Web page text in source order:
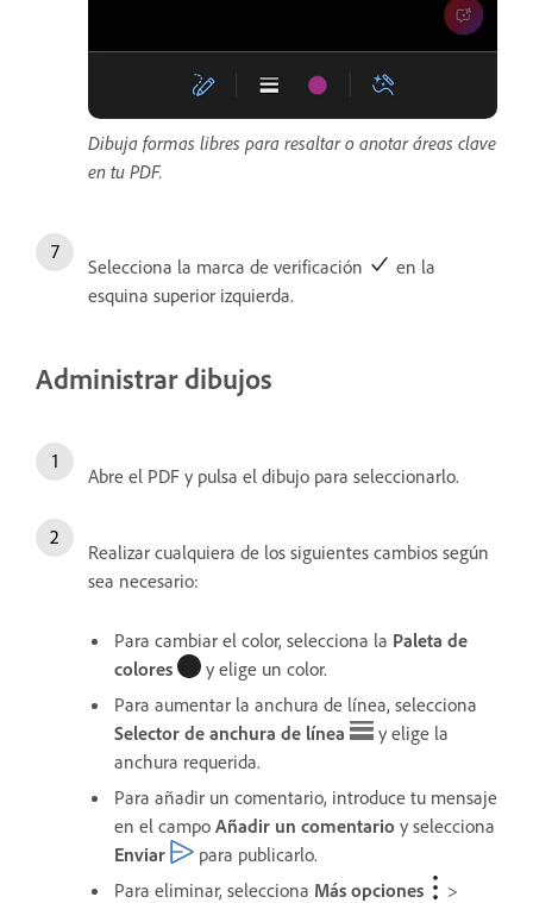
Dibuja formas libres para resaltar o anotar áreas clave
en tu PDF.
Selecciona la marca de verificación
en la
esquina superior izquierda.
Administrar dibujos
Abre el PDF y pulsa el dibujo para seleccionarlo.
Realizar cualquiera de los siguientes cambios según
sea necesario:
Para cambiar el color, selecciona la Paleta de
colores
y elige un color.
Para aumentar la anchura de línea, selecciona
Selector de anchura de línea
y elige la
anchura requerida.
Para añadir un comentario, introduce tu mensaje
en el campo Añadir un comentario y selecciona
Enviar
para publicarlo.
Para eliminar, selecciona Más opciones
>